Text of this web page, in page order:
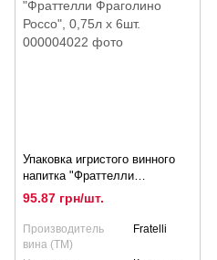
Упаковка игристого винного
напитка "Фраттелли
Фраголино Россо", 0,75л х
95.87 грн/шт.
Производитель
вина (ТМ)
Fratelli